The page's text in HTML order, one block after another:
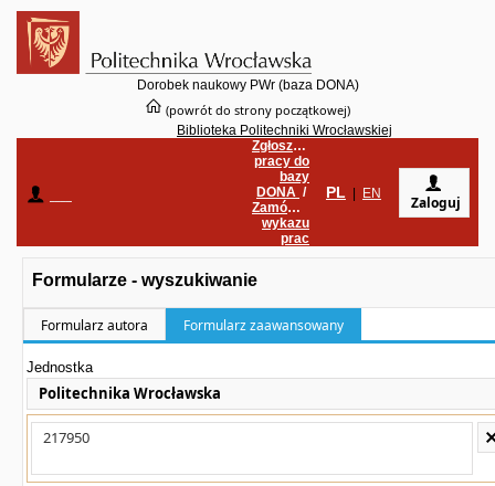
Dorobek naukowy PWr (baza DONA)
(powrót do strony początkowej)
Biblioteka Politechniki Wrocławskiej
Zgłoszenie
pracy do
bazy
DONA /
Zamówienie
wykazu
prac
PL EN Zaloguj
Formularze - wyszukiwanie
Formularz autora Formularz zaawansowany
Jednostka
Politechnika Wrocławska